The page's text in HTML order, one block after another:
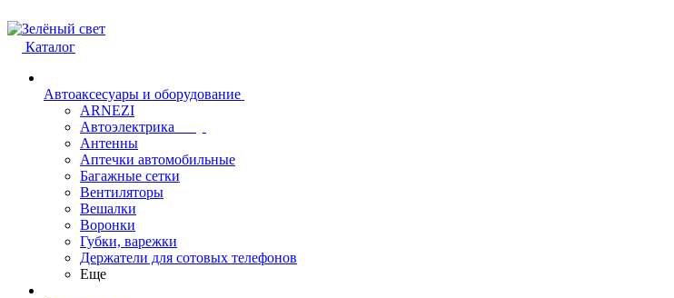
Каталог
Автоаксесуары и оборудование
ARNEZI
Автоэлектрика
Антенны
Аптечки автомобильные
Багажные сетки
Вентиляторы
Вешалки
Воронки
Губки, варежки
Держатели для сотовых телефонов
Еще